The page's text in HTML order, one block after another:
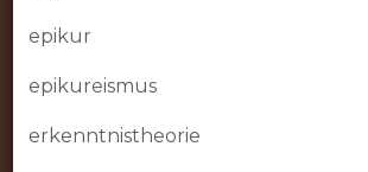
epikur
epikureismus
erkenntnistheorie